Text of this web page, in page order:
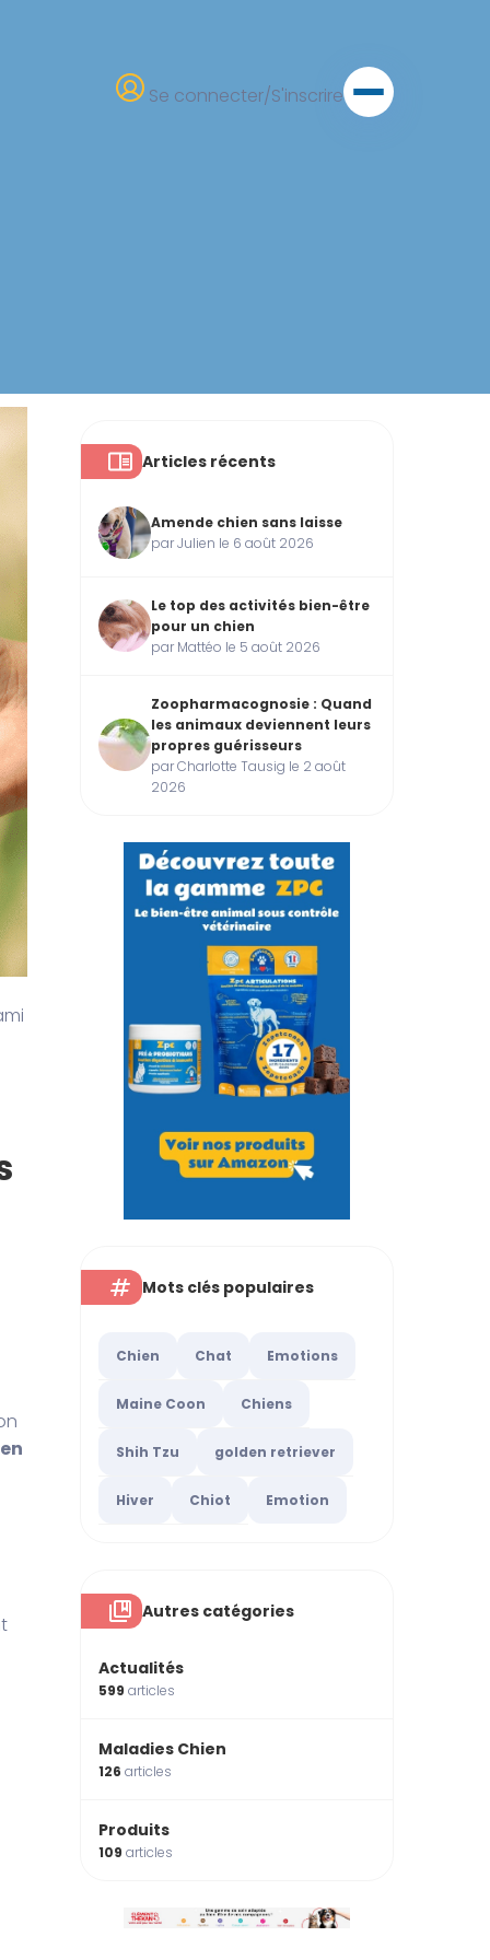
Se connecter/S'inscrire
Articles récents
Amende chien sans laisse
par Julien le 6 août 2026
Le top des activités bien-être
pour un chien
par Mattéo le 5 août 2026
Zoopharmacognosie : Quand
les animaux deviennent leurs
propres guérisseurs
par Charlotte Tausig le 2 août
2026
Mots clés populaires
Chien Chat Emotions
Maine Coon Chiens
Shih Tzu golden retriever
Hiver Chiot Emotion
Autres catégories
Actualités
599 articles
Maladies Chien
126 articles
Produits
109 articles